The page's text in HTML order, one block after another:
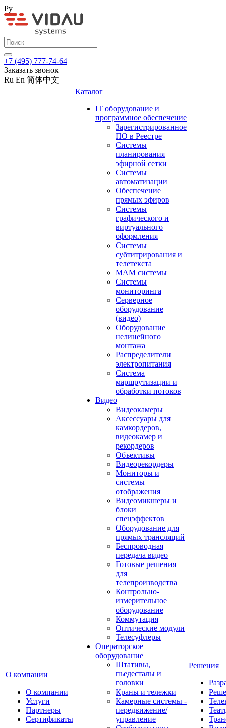
Ру
+7 (495) 777-74-64
Заказать звонок
Ru En 简体中文
О компании
О компании
Услуги
Партнеры
Сертификаты
Каталог
IT оборудование и
программное обеспечение
Зарегистрированное
ПО в Реестре
Системы
планирования
эфирной сетки
Системы
автоматизации
Обеспечение
прямых эфиров
Системы
графического и
виртуального
оформления
Системы
субтитрирования и
телетекста
MAM системы
Системы
мониторинга
Серверное
оборудование
(видео)
Оборудование
нелинейного
монтажа
Распределители
электропитания
Система
маршрутизации и
обработки потоков
Видео
Видеокамеры
Аксессуары для
камкордеров,
видеокамер и
рекордеров
Объективы
Видеорекордеры
Мониторы и
системы
отображения
Видеомикшеры и
блоки
спецэффектов
Оборудование для
прямых трансляций
Беспроводная
передача видео
Готовые решения
для
телепроизводства
Контрольно-
измерительное
оборудование
Коммутация
Оптические модули
Телесуфлеры
Операторское
оборудование
Штативы,
пьедесталы и
головки
Краны и тележки
Камерные системы -
передвижение/
управление
Решения